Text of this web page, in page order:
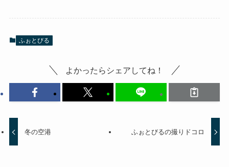
ふぉとびる
よかったらシェアしてね！
冬の空港 ふぉとびるの撮りドコロ